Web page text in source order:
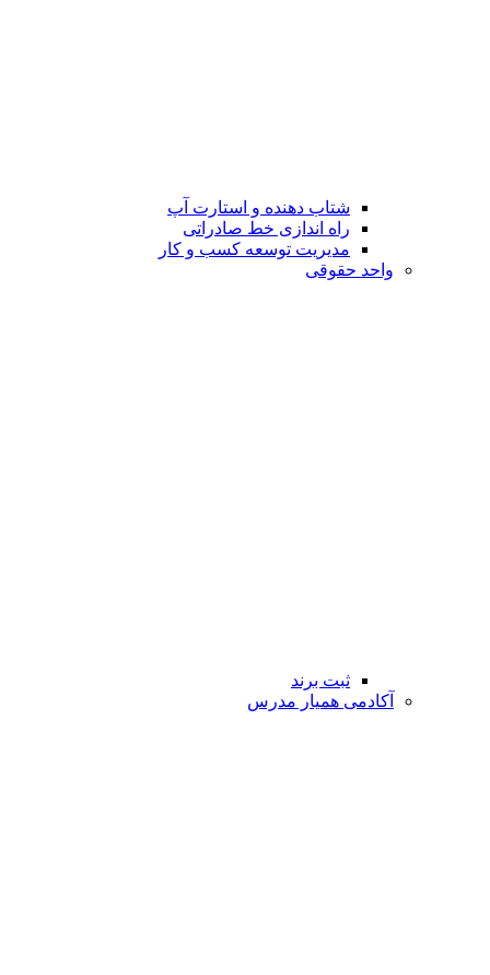
شتاب دهنده و استارت آپ
راه اندازی خط صادراتی
مدیریت توسعه کسب و کار
واحد حقوقی
ثبت برند
آکادمی همیار مدرس